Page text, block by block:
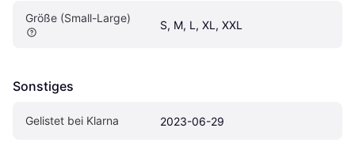
Größe (Small-Large)
S, M, L, XL, XXL
Sonstiges
Gelistet bei Klarna 2023-06-29